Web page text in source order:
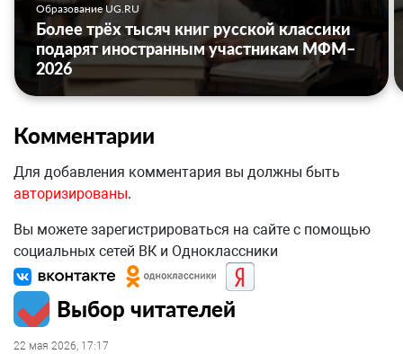
Образование UG.RU
Более трёх тысяч книг русской классики
подарят иностранным участникам МФМ–
2026
Комментарии
Для добавления комментария вы должны быть
авторизированы.
Вы можете зарегистрироваться на сайте с помощью
социальных сетей ВК и Одноклассники
Выбор читателей
22 мая 2026, 17:17